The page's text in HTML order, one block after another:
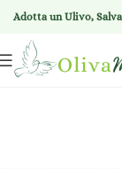
Adotta un Ulivo,